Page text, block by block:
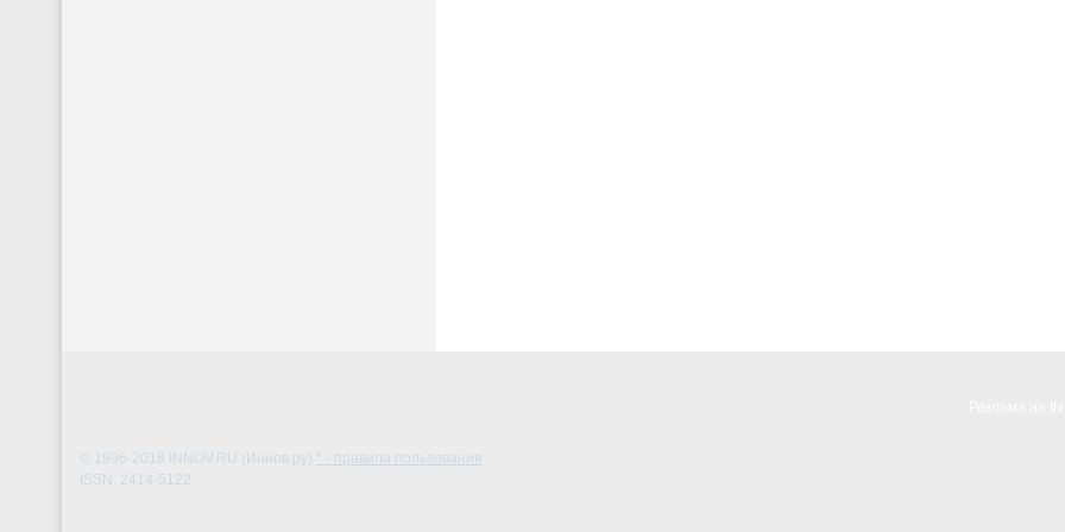
© 1996-2018 INNOV.RU (Иннов.ру) * - правила пользования
ISSN: 2414-5122